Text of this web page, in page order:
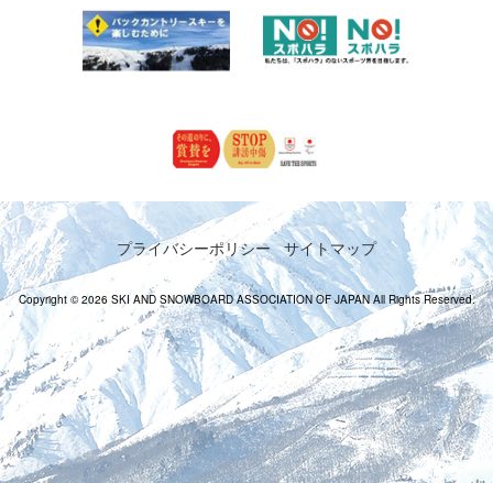
プライバシーポリシー サイトマップ
Copyright © 2026 SKI AND SNOWBOARD ASSOCIATION OF JAPAN All Rights Reserved.